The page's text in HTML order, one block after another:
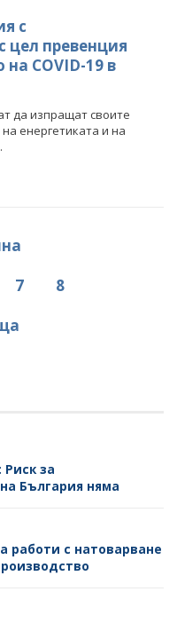
за
България няма
работи с натоварване
с
цел превенция
COVID-19 в
да изпращат своите
енергетиката и на
7
8